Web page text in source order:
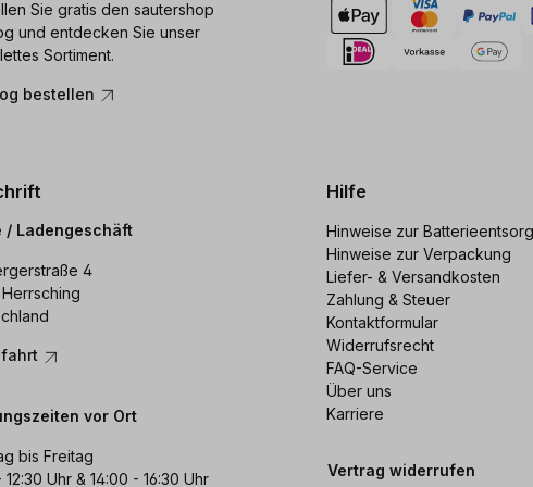
Sie gratis den sautershop
und entdecken Sie unser
Sortiment.
bestellen
/ Ladengeschäft
4
Herrsching
vor Ort
bis Freitag
Uhr & 14:00 - 16:30 Uhr
Hilfe
Hinweise zur
Hinweise zur Verpackung
Liefer- & Versandkosten
Zahlung & Steuer
Kontaktformular
Widerrufsrecht
FAQ-Service
Über uns
Karriere
Vertrag widerrufen